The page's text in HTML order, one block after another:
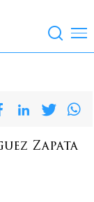
Zapata